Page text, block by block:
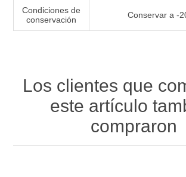
Condiciones de
conservación
Conservar a -
Los clientes que
este artículo
compraron